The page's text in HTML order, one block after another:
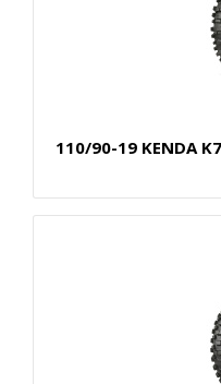
110/90-19 KENDA